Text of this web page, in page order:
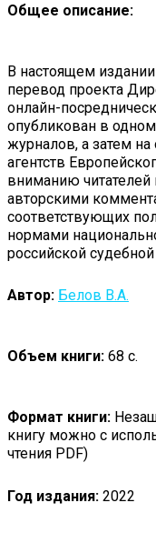
Общее описание:
В настоящем издании
перевод проекта
онлайн-
опубликован в
журналов, а затем
агентств
вниманию
авторскими
соответствующих
нормами
российской
Автор: Белов В.А.
Объем книги: 68 с.
Формат книги:
книгу можно с
чтения PDF)
Год издания: 2022